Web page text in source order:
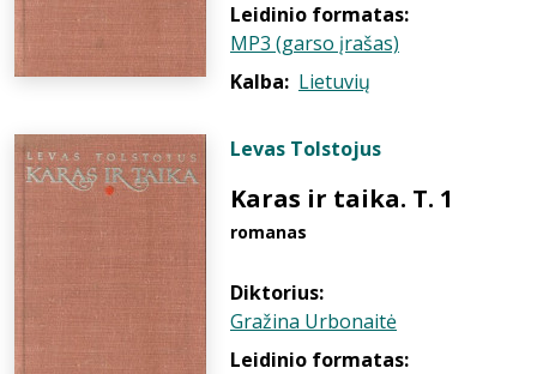
Leidinio formatas:
MP3 (garso įrašas)
Kalba: Lietuvių
Levas Tolstojus
Karas ir taika. T. 1
romanas
Diktorius:
Gražina Urbonaitė
Leidinio formatas: